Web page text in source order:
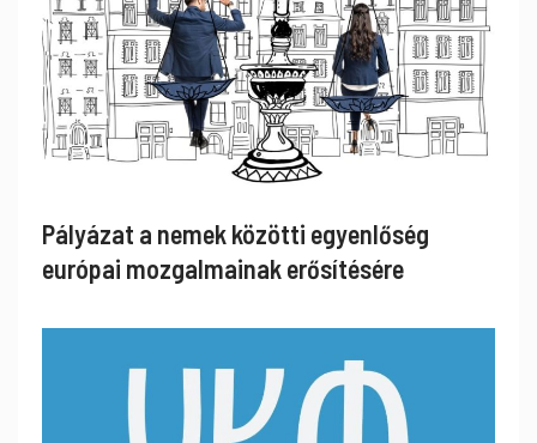
Pályázat a nemek közötti egyenlőség
európai mozgalmainak erősítésére